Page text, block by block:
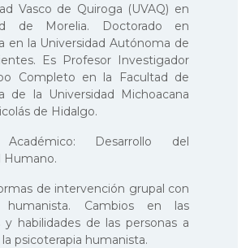
Vasco de Quiroga (UVAQ) en
de Morelia. Doctorado en
en la Universidad Autónoma de
Es Profesor Investigador
Completo en la Facultad de
de la Universidad Michoacana
de Hidalgo.
Académico: Desarrollo del
Humano.
de intervención grupal con
humanista. Cambios en las
y habilidades de las personas a
psicoterapia humanista.